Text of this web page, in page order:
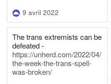
9 avril 2022
The trans extremists can be
defeated -
https://unherd.com/2022/04/
the-week-the-trans-spell-
was-broken/